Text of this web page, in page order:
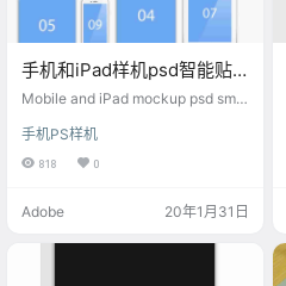
手机和iPad样机psd智能贴
图
Mobile and iPad mockup psd smar
手机PS样机
818 0
Adobe 20年1月31日